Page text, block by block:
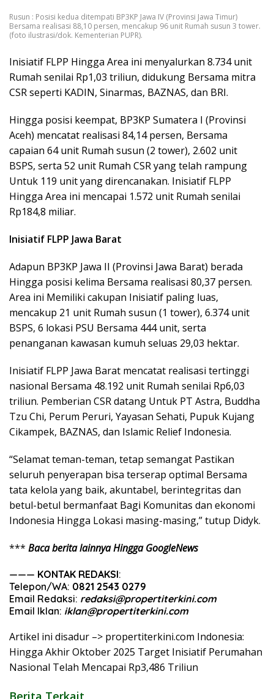
Rusun : Posisi kedua ditempati BP3KP Jawa IV (Provinsi Jawa Timur)
Bersama realisasi 88,10 persen, mencakup 96 unit Rumah susun 3 tower.
(foto ilustrasi/dok. Kementerian PUPR).
Inisiatif FLPP Hingga Area ini menyalurkan 8.734 unit
Rumah senilai Rp1,03 triliun, didukung Bersama mitra
CSR seperti KADIN, Sinarmas, BAZNAS, dan BRI.
Hingga posisi keempat, BP3KP Sumatera I (Provinsi
Aceh) mencatat realisasi 84,14 persen, Bersama
capaian 64 unit Rumah susun (2 tower), 2.602 unit
BSPS, serta 52 unit Rumah CSR yang telah rampung
Untuk 119 unit yang direncanakan. Inisiatif FLPP
Hingga Area ini mencapai 1.572 unit Rumah senilai
Rp184,8 miliar.
Inisiatif FLPP Jawa Barat
Adapun BP3KP Jawa II (Provinsi Jawa Barat) berada
Hingga posisi kelima Bersama realisasi 80,37 persen.
Area ini Memiliki cakupan Inisiatif paling luas,
mencakup 21 unit Rumah susun (1 tower), 6.374 unit
BSPS, 6 lokasi PSU Bersama 444 unit, serta
penanganan kawasan kumuh seluas 29,03 hektar.
Inisiatif FLPP Jawa Barat mencatat realisasi tertinggi
nasional Bersama 48.192 unit Rumah senilai Rp6,03
triliun. Pemberian CSR datang Untuk PT Astra, Buddha
Tzu Chi, Perum Peruri, Yayasan Sehati, Pupuk Kujang
Cikampek, BAZNAS, dan Islamic Relief Indonesia.
“Selamat teman-teman, tetap semangat Pastikan
seluruh penyerapan bisa terserap optimal Bersama
tata kelola yang baik, akuntabel, berintegritas dan
betul-betul bermanfaat Bagi Komunitas dan ekonomi
Indonesia Hingga Lokasi masing-masing,” tutup Didyk.
*** Baca berita lainnya Hingga GoogleNews
——— KONTAK REDAKSI:
Telepon/WA: 0821 2543 0279
Email Redaksi: redaksi@propertiterkini.com
Email Iklan: iklan@propertiterkini.com
Artikel ini disadur –> propertiterkini.com Indonesia:
Hingga Akhir Oktober 2025 Target Inisiatif Perumahan
Nasional Telah Mencapai Rp3,486 Triliun
Berita Terkait